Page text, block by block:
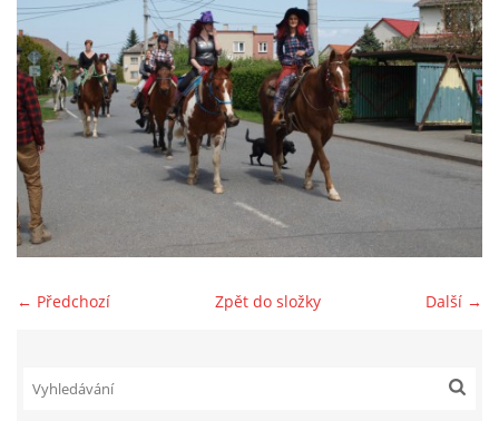
Aktuálně-pozvánky
Kalendář veteránských akcí 2026
Prvomájová jízda 2026
Old Fiat Club historie
← Předchozí Další →
Zpět do složky